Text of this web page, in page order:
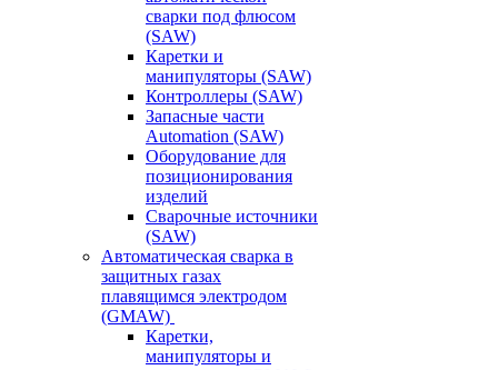
сварки под флюсом
(SAW)
Каретки и
манипуляторы (SAW)
Контроллеры (SAW)
Запасные части
Automation (SAW)
Оборудование для
позиционирования
изделий
Сварочные источники
(SAW)
Автоматическая сварка в
защитных газах
плавящимся электродом
(GMAW)
Каретки,
манипуляторы и